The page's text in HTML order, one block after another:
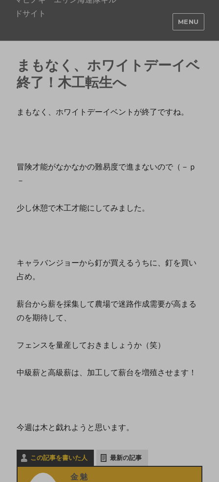
ドサイト
MENU
まもなく、ホワイトデーイベ
終了！木工転生へ
まもなく、ホワイトデーイベントが終了ですね。
冒険才能がなかなかの難易度で進まないので（－ｐ
－
少し休憩で木工才能にしてみました。
キャラバンジョーから釘が買えるうちに、釘を買い
占め。
薪台から薪を採集して農場で迷路作成需要が高まる
のを期待して、
フェンスを量産しておきましょうか（笑）
中級薪と高級薪は、加工して薪台を増殖させます！
今週は木と戯れようと思います。
この記事を書いた人 最新の記事
金魅